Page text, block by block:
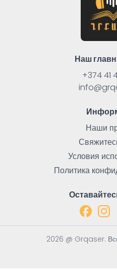
Наш
+374 41
Наши
Условия
Политика
2026 @ Grqaser.